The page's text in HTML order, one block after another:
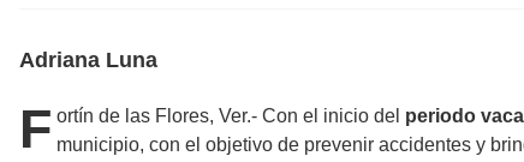
Adriana Luna
F ortín de las Flores, Ver.- Con el inicio del periodo
municipio, con el objetivo de prevenir accidentes y